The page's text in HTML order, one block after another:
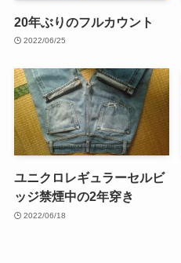
20年ぶりのフルカウント
2022/06/25
ユニクロレギュラーセルビ
ッジ禁煙中の2年穿き
2022/06/18